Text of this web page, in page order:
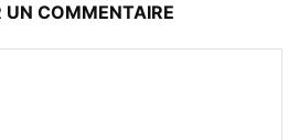
UN COMMENTAIRE